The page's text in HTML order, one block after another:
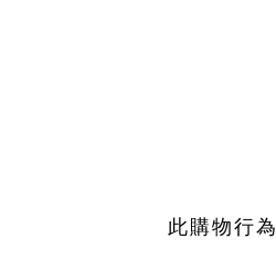
此購物行